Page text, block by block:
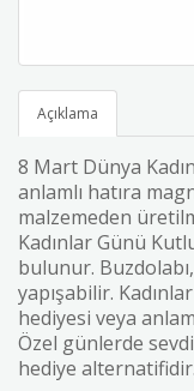
Açıklama
8 Mart Dünya
anlamlı hatıra
malzemeden
Kadınlar Günü
bulunur.
yapışabilir.
hediyesi veya
Özel günlerde
hediye alternatifidir.